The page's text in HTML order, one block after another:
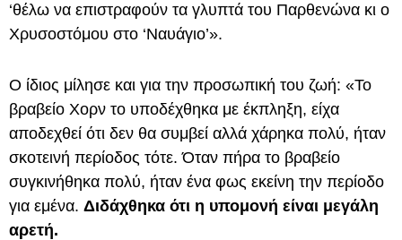
‘θέλω να επιστραφούν τα γλυπτά του Παρθενώνα κι ο
Χρυσοστόμου στο ‘Ναυάγιο’».
Ο ίδιος μίλησε και για την προσωπική του ζωή: «Το
βραβείο Χορν το υποδέχθηκα με έκπληξη, είχα
αποδεχθεί ότι δεν θα συμβεί αλλά χάρηκα πολύ, ήταν
σκοτεινή περίοδος τότε. Όταν πήρα το βραβείο
συγκινήθηκα πολύ, ήταν ένα φως εκείνη την περίοδο
για εμένα. Διδάχθηκα ότι η υπομονή είναι μεγάλη
αρετή.